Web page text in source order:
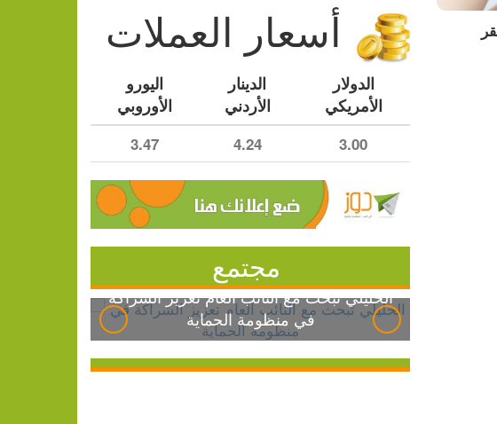
أسعار العملات
الدولار
الأمريكي
الدينار
الأردني
اليورو
الأوروبي
3.00
4.24
3.47
مجتمع
الخليلي تبحث مع النائب العام تعزيز الشراكة
في منظومة الحماية